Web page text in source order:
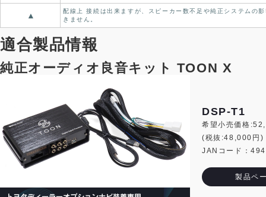
▲
配線上 接続は出来ますが、スピーカー数不足や純正システムの
きません。
適合製品情報
純正オーディオ良音キット TOON X
DSP-T1
希望小売価格
(税抜:48,000円)
JANコード：
製品ペ